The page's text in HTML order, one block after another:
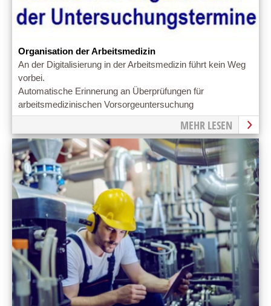
Organisation der Arbeitsmedizin
An der Digitalisierung in der Arbeitsmedizin führt kein Weg
vorbei.
Automatische Erinnerung an Überprüfungen für
arbeitsmedizinischen Vorsorgeuntersuchung
MEHR LESEN